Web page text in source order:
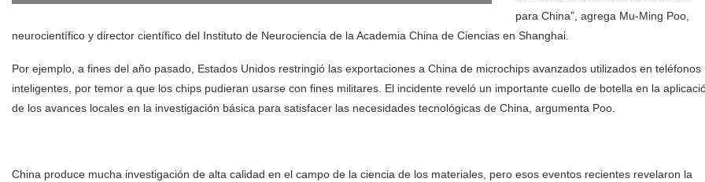
para China”, agrega Mu-Ming Poo,
neurocientífico y director científico del Instituto de Neurociencia de la Academia China de Ciencias en Shanghai.
Por ejemplo, a fines del año pasado, Estados Unidos restringió las exportaciones a China de microchips avanzados utilizados en teléfonos
inteligentes, por temor a que los chips pudieran usarse con fines militares. El incidente reveló un importante cuello de botella en la
de los avances locales en la investigación básica para satisfacer las necesidades tecnológicas de China, argumenta Poo.
China produce mucha investigación de alta calidad en el campo de la ciencia de los materiales, pero esos eventos recientes revelaron la